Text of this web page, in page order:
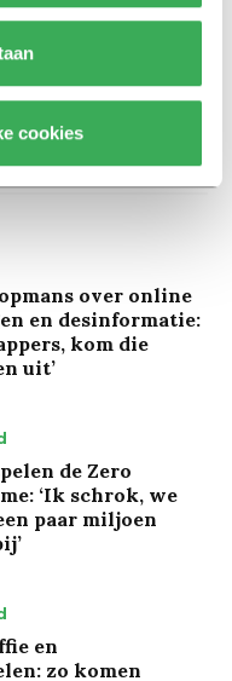
cookies
over online
en desinformatie:
kom die
uit’
de Zero
‘Ik schrok, we
paar miljoen
en
zo komen